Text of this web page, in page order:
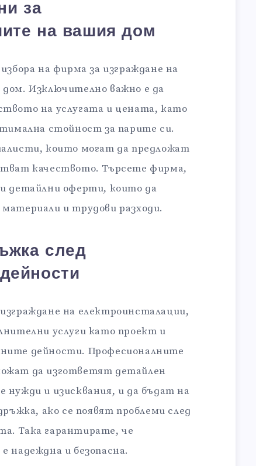
за
на вашия дом
на фирма за изграждане на
Изключително важно е да
на услугата и цената, като
стойност за парите си.
които могат да предложат
качеството. Търсете фирма,
детайлни оферти, които да
и трудови разходи.
след
на електроинсталации,
услуги като проект и
дейности. Професионалните
да изгответят детайлен
и изисквания, и да бъдат на
ако се появят проблеми след
Така гарантирате, че
надеждна и безопасна.